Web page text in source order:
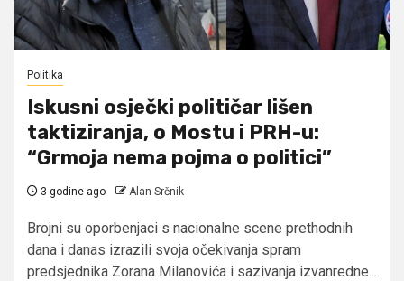
Politika
Iskusni osječki političar lišen
taktiziranja, o Mostu i PRH-u:
“Grmoja nema pojma o politici”
3 godine ago Alan Srčnik
Brojni su oporbenjaci s nacionalne scene prethodnih
dana i danas izrazili svoja očekivanja spram
predsjednika Zorana Milanovića i sazivanja izvanredne...